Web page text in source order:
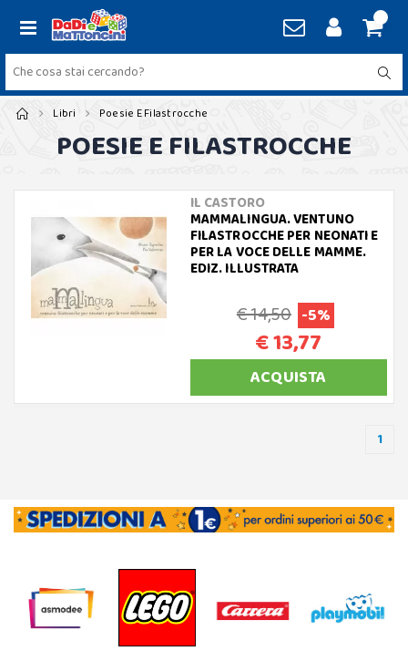
Libri Poesie E Filastrocche
POESIE E FILASTROCCHE
IL CASTORO
MAMMALINGUA. VENTUNO
FILASTROCCHE PER NEONATI E
PER LA VOCE DELLE MAMME.
EDIZ. ILLUSTRATA
€ 14,50 -5%
€ 13,77
ACQUISTA
1